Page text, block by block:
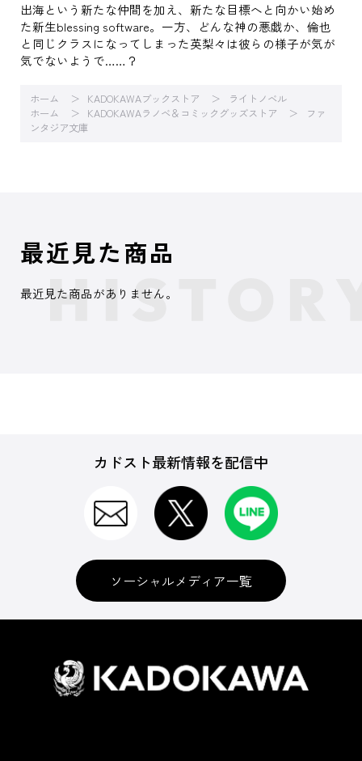
出海という新たな仲間を加え、新たな目標へと向かい始め
た新生blessing software。一方、どんな神の悪戯か、倫也
と同じクラスになってしまった英梨々は彼らの様子が気が
気でないようで……？
ホーム KADOKAWAブックストア
ライトノベル
ホーム
KADOKAWAラノベ＆コミックグッズストア
ファ
ンタジア文庫
最近見た商品
最近見た商品がありません。
カドスト最新情報を配信中
ソーシャルメディア一覧